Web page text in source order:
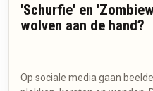
'Schurfie' en
wolven aan de hand?
Op sociale media gaan